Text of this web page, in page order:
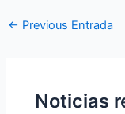
← Previous Entrada
Noticias